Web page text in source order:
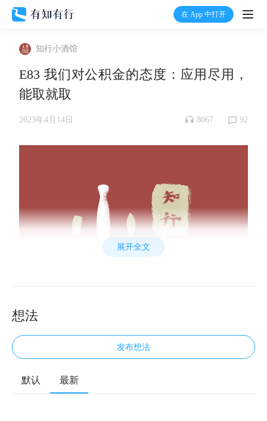
在 App 中打开
打
加入我们
知行小酒馆
E83 我们对公积金的态度：应用尽用，
能取就取
2023年4月14日 8067 92
欢迎来到知行小酒馆。这是一档由有知有行出品的播客
展开全文
想法
发布想法
默认 最新